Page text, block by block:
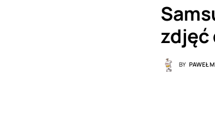
zdjęć
BY PAWEŁ